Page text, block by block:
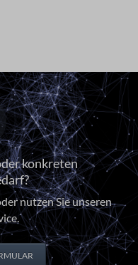
konkreten
nutzen Sie unseren